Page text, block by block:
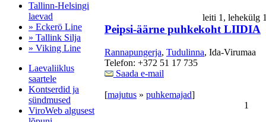
Tallinn-Helsingi
laevad
» Eckerö Line
» Tallink Silja
» Viking Line
Laevaliiklus
saartele
Kontserdid ja
sündmused
ViroWeb algusest
leiti 1,
Peipsi-äärne puhkekoht LIIDIA
Rannapungerja, Tudulinna, Ida-Virumaa
Telefon: +372 51 17 735
Saada e-mail
[majutus » puhkemajad]
1